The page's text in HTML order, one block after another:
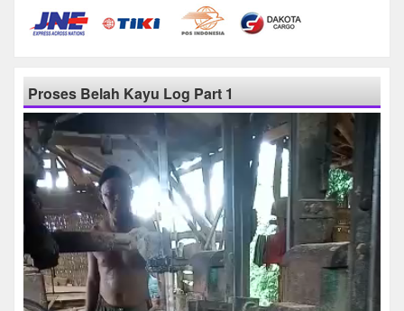
Proses Belah Kayu Log Part 1
Pemutar
Video